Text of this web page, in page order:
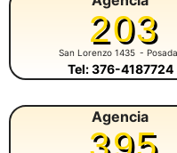
203
San Lorenzo 1435 -
Tel: 376-4187724
Agencia